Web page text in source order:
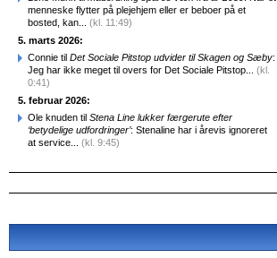
menneske flytter på plejehjem eller er beboer på et
bosted, kan... (kl. 11:49)
5. marts 2026:
Connie til Det Sociale Pitstop udvider til Skagen og Sæby:
Jeg har ikke meget til overs for Det Sociale Pitstop... (kl.
0:41)
5. februar 2026:
Ole knuden til Stena Line lukker færgerute efter
‘betydelige udfordringer’: Stenaline har i årevis ignoreret
at service... (kl. 9:45)